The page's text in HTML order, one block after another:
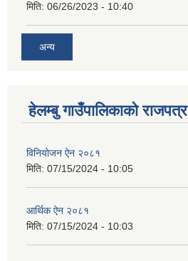
मिति: 06/26/2023 - 10:40
अन्य
हेलम्बु गाउँपालिकाको राजपत्र
विनियोजन ऐन २०८१
मिति: 07/15/2024 - 10:05
आर्थिक ऐन २०८१
मिति: 07/15/2024 - 10:03